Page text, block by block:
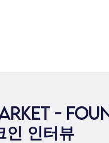
-
인 인터뷰